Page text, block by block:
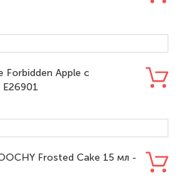
Forbidden Apple с
Frosted Cake 15 мл -